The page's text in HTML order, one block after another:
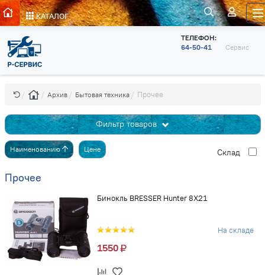
КАТАЛОГ
ТЕЛЕФОН:
64-50-41
Сервис
Архив Бытовая техника Прочее
Фильтр товаров
Наименованию Цене Cклад
Прочее
Бинокль BRESSER Hunter 8X21
На складе
1550